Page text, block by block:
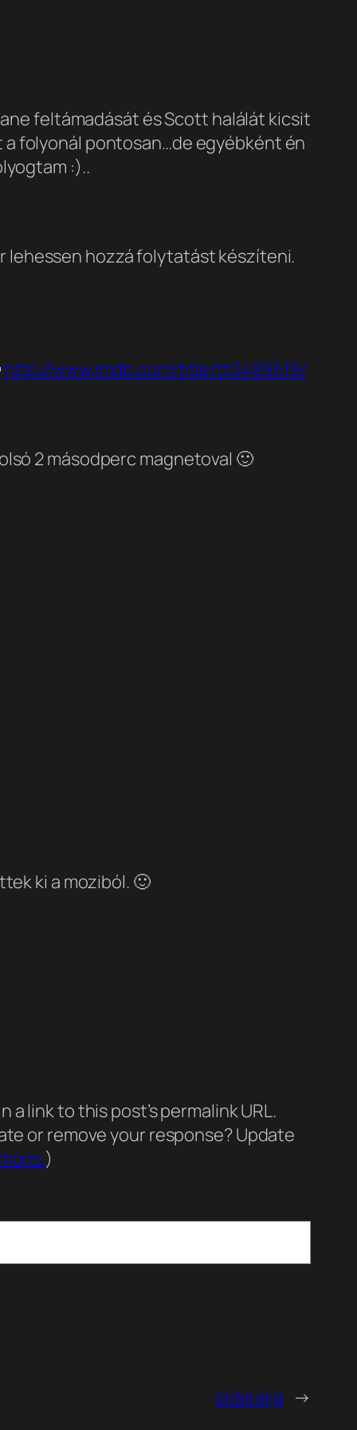
feltámadását és Scott halálát kicsit
folyonál pontosan…de egyébként én
:)..
lehessen hozzá folytatást készíteni.
http://www.imdb.com/title/tt0499519/
2 másodperc magnetoval 🙂
ki a moziból. 🙂
link to this post’s permalink URL.
or remove your response? Update
)
oldal alja →